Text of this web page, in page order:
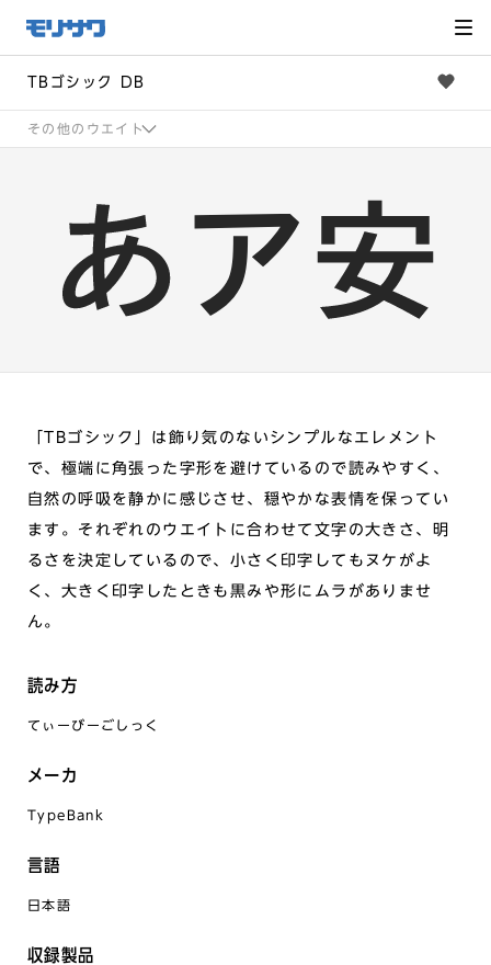
メ
ニュー
飛ばし
へ移動
TBゴシック DB
その他のウエイト
「TBゴシック」は飾り気のないシンプルなエレメント
で、極端に角張った字形を避けているので読みやすく、
自然の呼吸を静かに感じさせ、穏やかな表情を保ってい
ます。それぞれのウエイトに合わせて文字の大きさ、明
るさを決定しているので、小さく印字してもヌケがよ
く、大きく印字したときも黒みや形にムラがありませ
ん。
読み方
てぃーびーごしっく
メーカ
TypeBank
言語
日本語
収録製品